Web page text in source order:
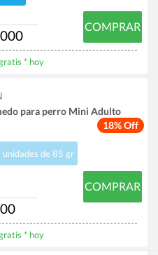
COMPRAR
* hoy
18% Off
para perro Mini Adulto
unidades de 85 gr
COMPRAR
* hoy